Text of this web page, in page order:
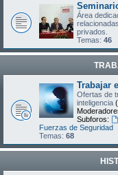
Área
privados.
Temas: 46
Trabajar
Ofertas de
inteligencia
Subforos:
Fuerzas de Seguridad
Temas: 68